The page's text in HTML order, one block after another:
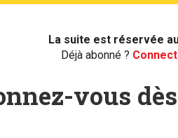
La suite est réservée
Déjà abonné ?
vous